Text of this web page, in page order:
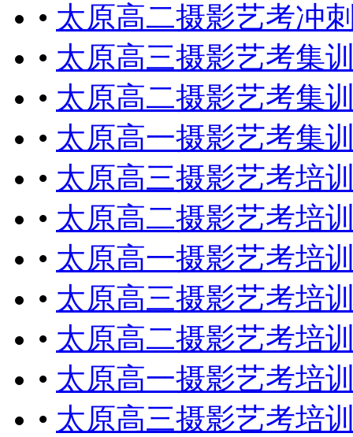
• 太原高二摄影艺考冲
• 太原高三摄影艺考集
• 太原高二摄影艺考集
• 太原高一摄影艺考集
• 太原高三摄影艺考培
• 太原高二摄影艺考培
• 太原高一摄影艺考培
• 太原高三摄影艺考培
• 太原高二摄影艺考培
• 太原高一摄影艺考培
• 太原高三摄影艺考培